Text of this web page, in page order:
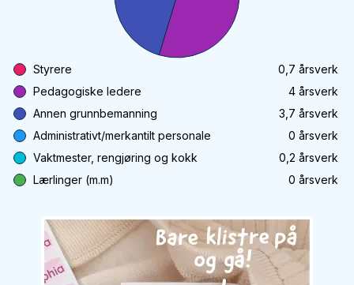
Styrere 0,7 årsverk
Pedagogiske ledere
4 årsverk
Annen grunnbemanning
3,7 årsverk
Administrativt/merkantilt personale
0 årsverk
Vaktmester, rengjøring og kokk
0,2 årsverk
Lærlinger (m.m)
0 årsverk